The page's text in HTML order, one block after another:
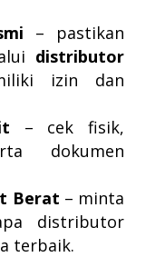
– pastikan
distributor
izin dan
– cek fisik,
dokumen
Berat – minta
distributor
terbaik.